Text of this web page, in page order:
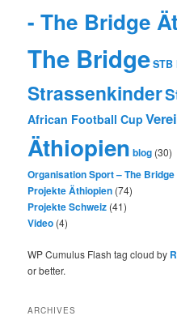
- The Bridge
The BridgeSTB
Strassenkinder
African Football Cup
Äthiopien blog (30)
Organisation Sport – The Bridge
Projekte Äthiopien (74)
Projekte Schweiz (41)
Video (4)
WP Cumulus Flash tag cloud by
or better.
ARCHIVES